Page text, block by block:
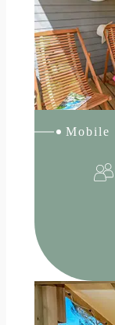
Mobile
Lire la suite: